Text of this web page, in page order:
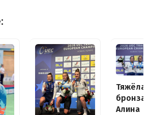
Тяжёлая
бронза:
Алина